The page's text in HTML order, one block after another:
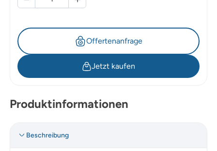
Offertenanfrage
Jetzt kaufen
Produktinformationen
Beschreibung